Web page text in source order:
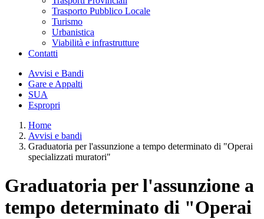
Trasporto Pubblico Locale
Turismo
Urbanistica
Viabilità e infrastrutture
Contatti
Avvisi e Bandi
Gare e Appalti
SUA
Espropri
Home
Avvisi e bandi
Graduatoria per l'assunzione a tempo determinato di "Operai
specializzati muratori"
Graduatoria per l'assunzione a
tempo determinato di "Operai